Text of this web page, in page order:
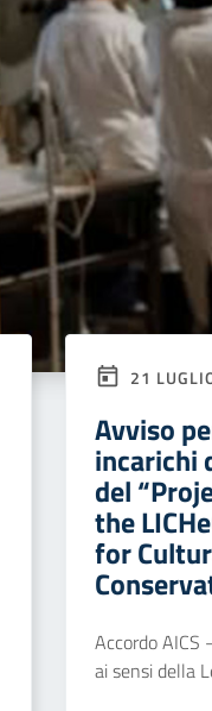
21
Avviso
incarichi
del
the
for
Accordo
ai sensi della